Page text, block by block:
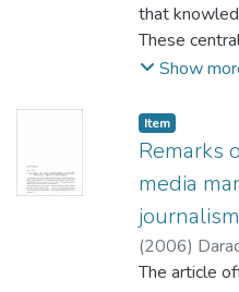
that
These
are
specifically
the question
as textual
Picturing
The article
studies,
humanities,
Show
Item
Remarks
media
(2006)
The article